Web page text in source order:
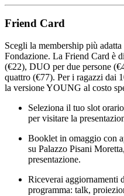
Friend Card
Scegli la membership più
Fondazione. La Friend Card è
(€22), DUO per due persone
quattro (€77). Per i ragazzi dai
la versione YOUNG al costo
Seleziona il tuo slot
per visitare la
Booklet in omaggio con
su Palazzo Pisani
presentazione.
Riceverai aggiornamenti
programma: talk,